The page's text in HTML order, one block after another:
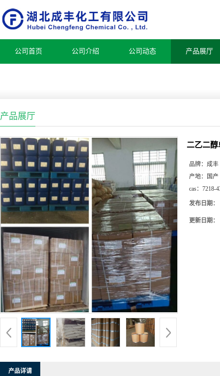
公司首页 公司介绍 公司动态 产品展厅
产品展厅
二乙二醇
品牌： 成丰
产地：
国产
cas： 7218-
发布日期：
更新日期：
产品详请